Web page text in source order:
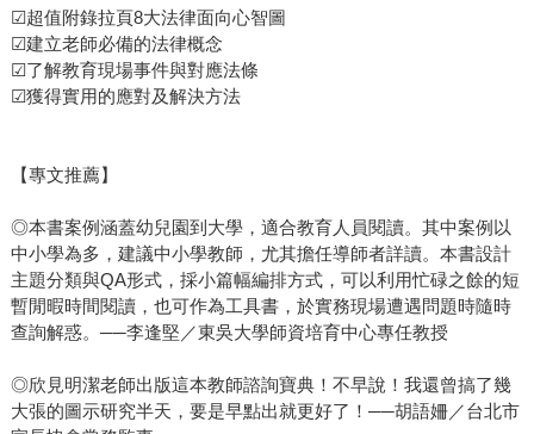
☑超值附錄拉頁8大法律面向心智圖
☑建立老師必備的法律概念
☑了解教育現場事件與對應法條
☑獲得實用的應對及解決方法
【專文推薦】
◎本書案例涵蓋幼兒園到大學，適合教育人員閱讀。其中案例以
中小學為多，建議中小學教師，尤其擔任導師者詳讀。本書設計
主題分類與QA形式，採小篇幅編排方式，可以利用忙碌之餘的短
暫閒暇時間閱讀，也可作為工具書，於實務現場遭遇問題時隨時
查詢解惑。──李逢堅／東吳大學師資培育中心專任教授
◎欣見明潔老師出版這本教師諮詢寶典！不早說！我還曾搞了幾
大張的圖示研究半天，要是早點出就更好了！──胡語姍／台北市